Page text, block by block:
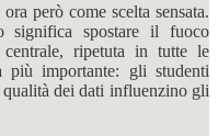
però come scelta sensata.
significa spostare il fuoco
ripetuta in tutte le
importante: gli studenti
dei dati influenzino gli